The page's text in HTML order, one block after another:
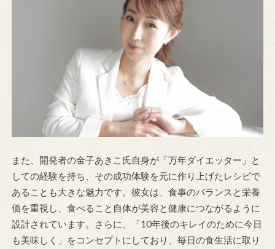
また、開発者の金子あきこ氏自身が「万年ダイエッター」と
しての経験を持ち、その成功体験を元に作り上げたレシピで
あることも大きな魅力です。彼女は、食事のバランスと栄養
価を重視し、食べること自体が美容と健康につながるように
設計されています。さらに、「10年後のキレイのために今日
も美味しく」をコンセプトにしており、毎日の食生活に取り